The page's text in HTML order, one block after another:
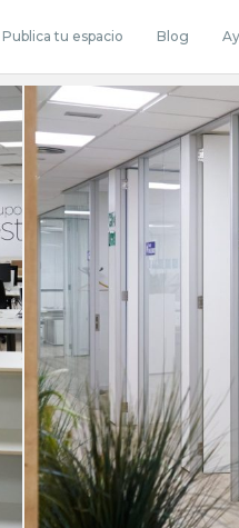
Publica tu espacio Blog